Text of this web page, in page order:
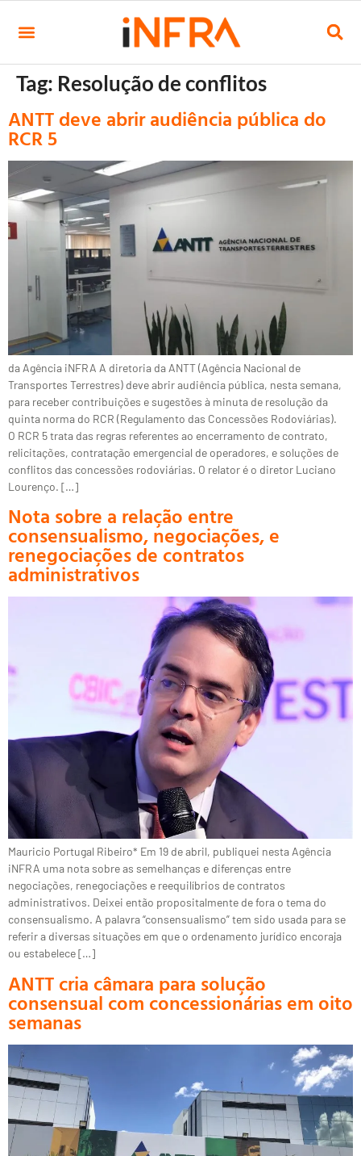
Tag: Resolução de conflitos
ANTT deve abrir audiência pública do
RCR 5
da Agência iNFRA A diretoria da ANTT (Agência Nacional de
Transportes Terrestres) deve abrir audiência pública, nesta semana,
para receber contribuições e sugestões à minuta de resolução da
quinta norma do RCR (Regulamento das Concessões Rodoviárias).
O RCR 5 trata das regras referentes ao encerramento de contrato,
relicitações, contratação emergencial de operadores, e soluções de
conflitos das concessões rodoviárias. O relator é o diretor Luciano
Lourenço. […]
Nota sobre a relação entre
consensualismo, negociações, e
renegociações de contratos
administrativos
Mauricio Portugal Ribeiro* Em 19 de abril, publiquei nesta Agência
iNFRA uma nota sobre as semelhanças e diferenças entre
negociações, renegociações e reequilíbrios de contratos
administrativos. Deixei então propositalmente de fora o tema do
consensualismo. A palavra “consensualismo” tem sido usada para se
referir a diversas situações em que o ordenamento jurídico encoraja
ou estabelece […]
ANTT cria câmara para solução
consensual com concessionárias em oito
semanas